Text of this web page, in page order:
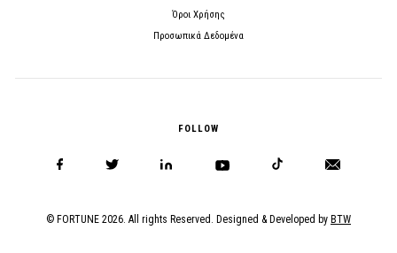
Όροι Χρήσης
Προσωπικά Δεδομένα
FOLLOW
© FORTUNE 2026. All rights Reserved. Designed & Developed by BTW